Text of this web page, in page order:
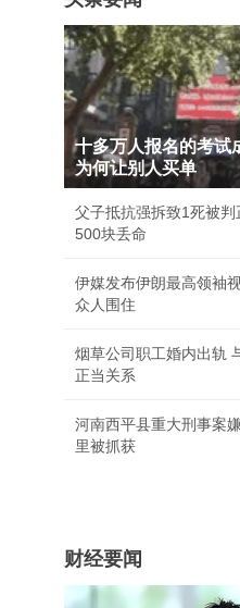
十多万人报名的考试
为何让别人买单
父子抵抗强拆致1死被判
500块丢命
伊媒发布伊朗最高领袖
众人围住
烟草公司职工婚内出轨
正当关系
河南西平县重大刑事案
里被抓获
财经要闻